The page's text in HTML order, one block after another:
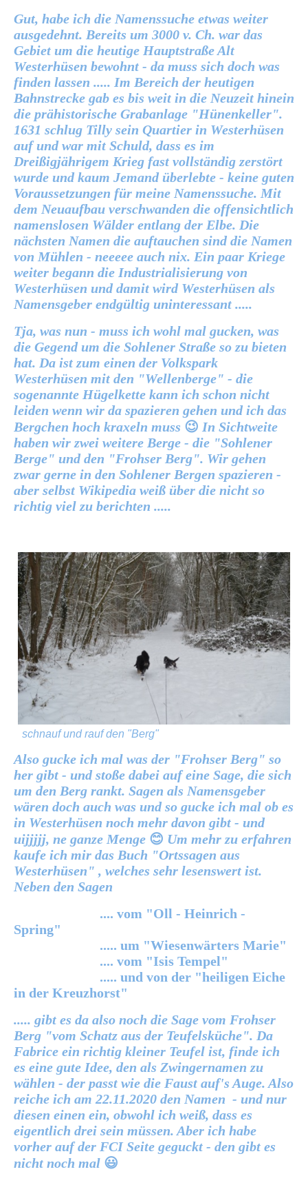
Gut, habe ich die Namenssuche etwas weiter
ausgedehnt. Bereits um 3000 v. Ch. war das
Gebiet um die heutige Hauptstraße Alt
Westerhüsen bewohnt - da muss sich doch was
finden lassen ..... Im Bereich der heutigen
Bahnstrecke gab es bis weit in die Neuzeit hinein
die prähistorische Grabanlage "Hünenkeller".
1631 schlug Tilly sein Quartier in Westerhüsen
auf und war mit Schuld, dass es im
Dreißigjährigem Krieg fast vollständig zerstört
wurde und kaum Jemand überlebte - keine guten
Voraussetzungen für meine Namenssuche. Mit
dem Neuaufbau verschwanden die offensichtlich
namenslosen Wälder entlang der Elbe. Die
nächsten Namen die auftauchen sind die Namen
von Mühlen - neeeee auch nix. Ein paar Kriege
weiter begann die Industrialisierung von
Westerhüsen und damit wird Westerhüsen als
Namensgeber endgültig uninteressant .....
Tja, was nun - muss ich wohl mal gucken, was
die Gegend um die Sohlener Straße so zu bieten
hat. Da ist zum einen der Volkspark
Westerhüsen mit den "Wellenberge" - die
sogenannte Hügelkette kann ich schon nicht
leiden wenn wir da spazieren gehen und ich das
Bergchen hoch kraxeln muss 😉 In Sichtweite
haben wir zwei weitere Berge - die "Sohlener
Berge" und den "Frohser Berg". Wir gehen
zwar gerne in den Sohlener Bergen spazieren -
aber selbst Wikipedia weiß über die nicht so
richtig viel zu berichten .....
schnauf und rauf den "Berg"
Also gucke ich mal was der "Frohser Berg" so
her gibt - und stoße dabei auf eine Sage, die sich
um den Berg rankt. Sagen als Namensgeber
wären doch auch was und so gucke ich mal ob es
in Westerhüsen noch mehr davon gibt - und
uijjjjj, ne ganze Menge 😊 Um mehr zu erfahren
kaufe ich mir das Buch "Ortssagen aus
Westerhüsen" , welches sehr lesenswert ist.
Neben den Sagen
.... vom "Oll - Heinrich -
Spring"
..... um "Wiesenwärters Marie"
.... vom "Isis Tempel"
..... und von der "heiligen Eiche
in der Kreuzhorst"
..... gibt es da also noch die Sage vom Frohser
Berg "vom Schatz aus der Teufelsküche". Da
Fabrice ein richtig kleiner Teufel ist, finde ich
es eine gute Idee, den als Zwingernamen zu
wählen - der passt wie die Faust auf's Auge. Also
reiche ich am 22.11.2020 den Namen - und nur
diesen einen ein, obwohl ich weiß, dass es
eigentlich drei sein müssen. Aber ich habe
vorher auf der FCI Seite geguckt - den gibt es
nicht noch mal 😃